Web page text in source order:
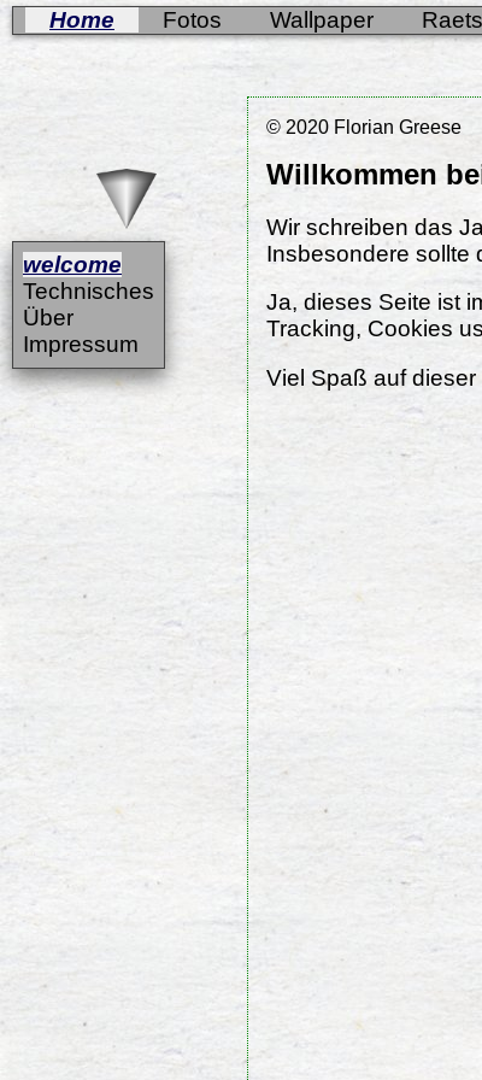
Home Fotos Wallpaper
welcome
Technisches
Über
Impressum
© 2020 Florian Greese
Willkommen
Wir schreiben das
Insbesondere sollte
Ja, dieses Seite ist
Tracking, Cookies
Viel Spaß auf